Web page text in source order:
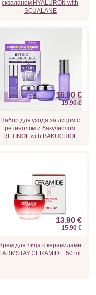
скваланом HYALURON with
SQUALANE
16.90 €
19.90 €
Набор для ухода за лицом с
ретинолом и бакучиолом
RETINOL with BAKUCHIOL
13.90 €
15.90 €
Крем для лица с керамидами
FARMSTAY CERAMIDE, 50 ml